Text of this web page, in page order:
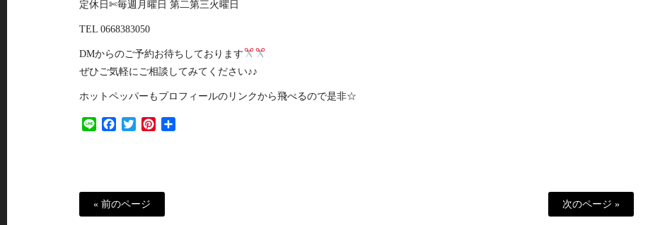
定休日✄毎週月曜日 第二第三火曜日
TEL 0668383050
DMからのご予約お待ちしております
ぜひご気軽にご相談してみてください♪♪
ホットペッパーもプロフィールのリンクから飛べるので是非☆
Line FacebookTwitterPinterest
« 前のページ 次のページ »